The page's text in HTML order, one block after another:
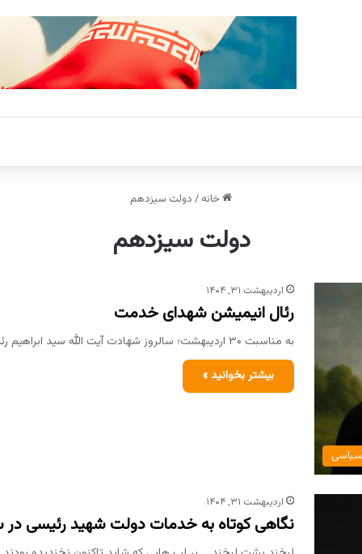
خانه / دولت سیزدهم
دولت سیزدهم
سیاسی
اردیبهشت ۳۱, ۱۴۰۴
رئال انیمیشن شهدای خدمت
به مناسبت ۳۰ اردیبهشت؛ سالروز شهادت آیت الله سید ابراهیم رئیسی و یاران شهیدش کاری از مؤسسه پدران آسمانی
بیشتر بخوانید »
اردیبهشت ۳۱, ۱۴۰۴
نگاهی کوتاه به خدمات دولت شهید رئیسی